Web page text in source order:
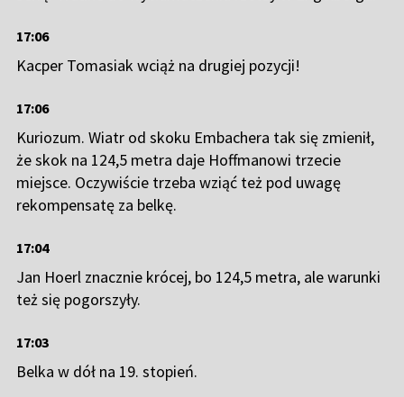
17:06
Kacper Tomasiak wciąż na drugiej pozycji!
17:06
Kuriozum. Wiatr od skoku Embachera tak się zmienił,
że skok na 124,5 metra daje Hoffmanowi trzecie
miejsce. Oczywiście trzeba wziąć też pod uwagę
rekompensatę za belkę.
17:04
Jan Hoerl znacznie krócej, bo 124,5 metra, ale warunki
też się pogorszyły.
17:03
Belka w dół na 19. stopień.